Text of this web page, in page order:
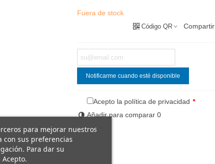
Fuera de stock
Código QR Compartir
Notificarme cuando esté disponible
Acepto la política de privacidad *
Añadir para comparar 0
para mejorar nuestros
sus preferencias
Para dar su